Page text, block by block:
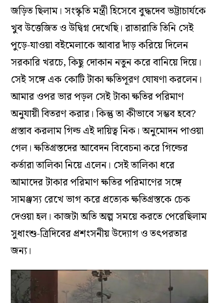
জড়িত ছিলাম। সংস্কৃতি মন্ত্রী হিসেবে বুদ্ধদেব ভট্টাচার্যকে
খুব উত্তেজিত ও উদ্বিগ্ন দেখেছি। রাতারাতি তিনি সেই
পুড়ে-যাওয়া বইমেলাকে আবার দাঁড় করিয়ে দিলেন
সরকারি খরচে, কিছু দোকান নতুন করে বানিয়ে দিয়ে।
সেই সঙ্গে এক কোটি টাকা ক্ষতিপূরণ ঘোষণা করলেন।
আমার ওপর ভার পড়ল সেই টাকা ক্ষতির পরিমাণ
অনুযায়ী বিতরণ করার। কিন্তু তা কীভাবে সম্ভব হবে?
প্রস্তাব করলাম গিল্ড এই দায়িত্ব নিক। অনুমোদন পাওয়া
গেল। ক্ষতিগ্রস্তদের আবেদন বিবেচনা করে গিল্ডের
কর্তারা তালিকা নিয়ে এলেন। সেই তালিকা ধরে
আমাদের টাকার পরিমাণ ক্ষতির পরিমাণের সঙ্গে
সামঞ্জস্য রেখে ভাগ করে প্রত্যেক ক্ষতিগ্রস্তকে চেক
দেওয়া হল। কাজটা অতি অল্প সময়ে করতে পেরেছিলাম
সুধাংশু-ত্রিদিবের প্রশংসনীয় উদ্যোগ ও তৎপরতার
জন্য।